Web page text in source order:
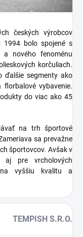
českých výrobcov
1994 bolo spojené s
a nového fenoménu
korčuliach.
ďalšie segmenty ako
florbalové vybavenie.
do viac ako 45
na trh športové
sa prevažne
športovcov. Avšak v
aj pre vrcholových
na vyššiu kvalitu a
TEMPISH S.R.O.